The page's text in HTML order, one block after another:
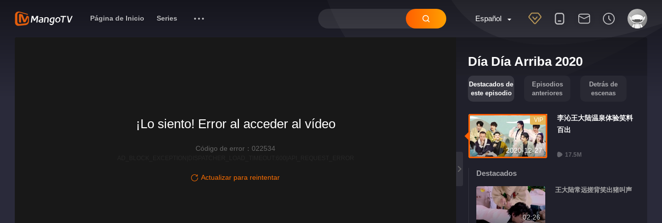
Español
Página de Inicio Series
Día Día Arriba 2020
Destacados de
este episodio
Episodios
anteriores
Detrás de
escenas
2020-12-27
VIP
李沁王大陆温泉体验笑料
百出
17.5M
Destacados
02:26
王大陆常远搓背笑出猪叫声
¡Lo siento! Error al acceder al vídeo
Código de error：022534
Actualizar para reintentar